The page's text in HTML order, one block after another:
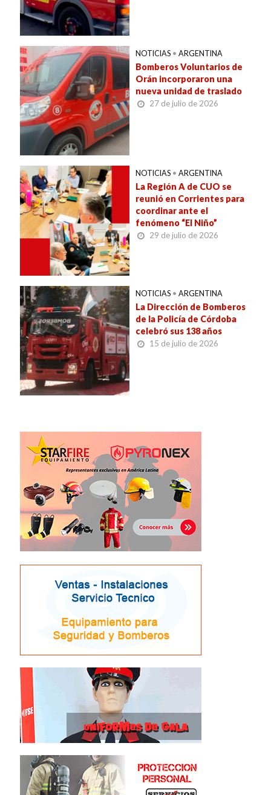
NOTICIAS • ARGENTINA
Bomberos Voluntarios de
Orán incorporaron una
nueva unidad de traslado
27 de julio de 2026
NOTICIAS • ARGENTINA
La Región A de CUO se
reunió en Corrientes para
coordinar ante el
fenómeno “El Niño”
29 de julio de 2026
NOTICIAS • ARGENTINA
La Dirección de Bomberos
de la Policía de Córdoba
celebró sus 138 años
15 de julio de 2026